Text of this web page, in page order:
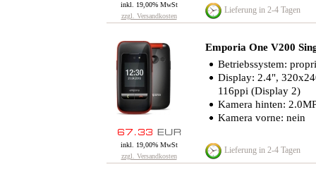
inkl. 19,00% MwSt
zzgl. Versandkosten
Lieferung in 2-4 Tagen
Emporia One V200
Betriebssystem:
Display: 2.4",
116ppi (Display 2)
Kamera hinten:
Kamera vorne: nein
inkl. 19,00% MwSt
zzgl. Versandkosten
Lieferung in 2-4 Tagen